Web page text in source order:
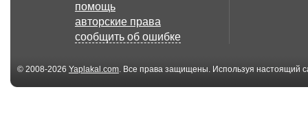
помощь
авторские права
сообщить об ошибке
© 2008-2026 Yaplakal.com. Все права защищены. Используя настоящий